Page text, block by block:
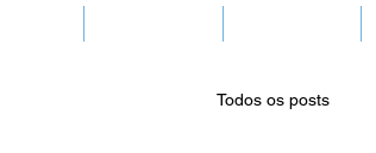
Todos os posts